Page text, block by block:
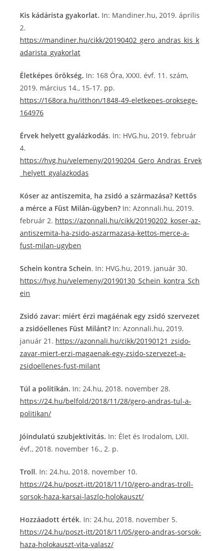
Kis kádárista gyakorlat. In: Mandiner.hu, 2019. április
2.
https://mandiner.hu/cikk/20190402_gero_andras_kis_k
adarista_gyakorlat
Életképes örökség. In: 168 Óra, XXXI. évf. 11. szám,
2019. március 14., 15-17. pp.
https://168ora.hu/itthon/1848-49-eletkepes-oroksege-
164976
Érvek helyett gyalázkodás. In: HVG.hu, 2019. február
4.
https://hvg.hu/velemeny/20190204_Gero_Andras_Ervek
_helyett_gyalazkodas
Kóser az antiszemita, ha zsidó a származása? Kettős
a mérce a Füst Milán-ügyben? In: Azonnali.hu, 2019.
február 2. https://azonnali.hu/cikk/20190202_koser-az-
antiszemita-ha-zsido-aszarmazasa-kettos-merce-a-
fust-milan-ugyben
Schein kontra Schein. In: HVG.hu, 2019. január 30.
https://hvg.hu/velemeny/20190130_Schein_kontra_Sch
ein
Zsidó zavar: miért érzi magáénak egy zsidó szervezet
a zsidóellenes Füst Milánt? In: Azonnali.hu, 2019.
január 21. https://azonnali.hu/cikk/20190121_zsido-
zavar-miert-erzi-magaenak-egy-zsido-szervezet-a-
zsidoellenes-fust-milant
Túl a politikán. In: 24.hu, 2018. november 28.
https://24.hu/belfold/2018/11/28/gero-andras-tul-a-
politikan/
Jóindulatú szubjektivitás. In: Élet és Irodalom, LXII.
évf., 2018. november 16., 2. p.
Troll. In: 24.hu, 2018. november 10.
https://24.hu/poszt-itt/2018/11/10/gero-andras-troll-
sorsok-haza-karsai-laszlo-holokauszt/
Hozzáadott érték. In: 24.hu, 2018. november 5.
https://24.hu/poszt-itt/2018/11/05/gero-andras-sorsok-
haza-holokauszt-vita-valasz/